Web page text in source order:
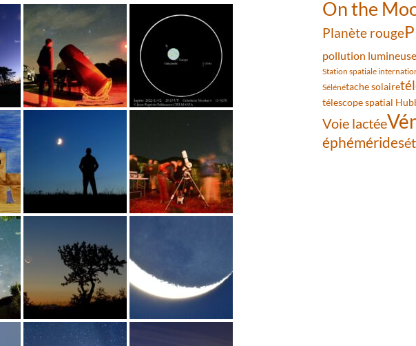
On the
Planète rouge
pollution lumineuse
Station spatiale
Sélénétache solaire
télescope spatial
Voie lactée
éphémérides